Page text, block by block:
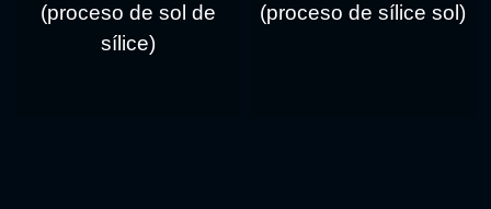
(proceso de sol de
sílice)
(proceso de sílice sol)